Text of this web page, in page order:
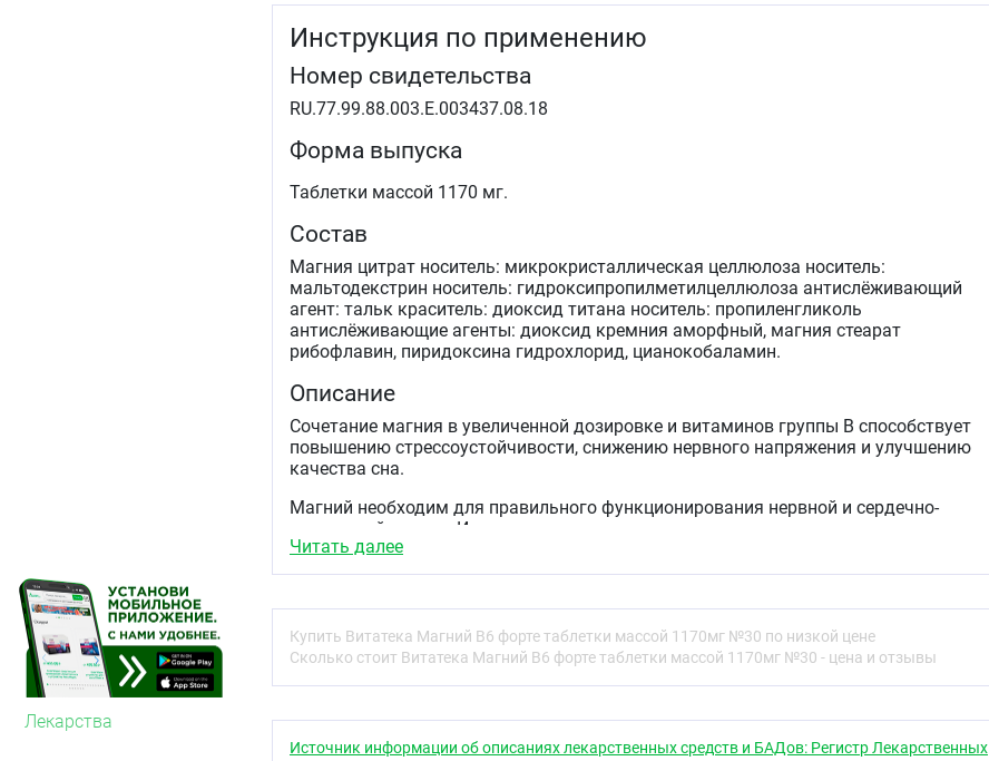
Лекарства
Инструкция по применению
Номер свидетельства
RU.77.99.88.003.Е.003437.08.18
Форма выпуска
Таблетки массой 1170 мг.
Состав
Магния цитрат носитель: микрокристаллическая целлюлоза носитель:
мальтодекстрин носитель: гидроксипропилметилцеллюлоза антислёживающий
агент: тальк краситель: диоксид титана носитель: пропиленгликоль
антислёживающие агенты: диоксид кремния аморфный, магния стеарат
рибофлавин, пиридоксина гидрохлорид, цианокобаламин.
Описание
Сочетание магния в увеличенной дозировке и витаминов группы В способствует
повышению стрессоустойчивости, снижению нервного напряжения и улучшению
качества сна.
Магний необходим для правильного функционирования нервной и сердечно-
сосудистой систем. Играет ключевую роль в передаче импульсов от мозга к
нервным окончаниям и мышцам, нормализует нервно-мышечную возбудимость,
влияет на сократительную способность миокарда. Регулирует баланс кальция и
эмоциональном и физическом напряжении запасы магния быстро истощаются.
Когда возникает дефицит этого макроэлемента, адаптационные способности
организма резко снижаются и риск серьезных последствий стресса возрастает.
также улучшить работоспособность и наладить сон.
Читать далее
Купить Витатека Магний В6 форте таблетки массой 1170мг №30 по низкой цене
Сколько стоит Витатека Магний В6 форте таблетки массой 1170мг №30 - цена и отзывы
Источник информации об описаниях лекарственных средств и БАДов: Регистр Лекарственных